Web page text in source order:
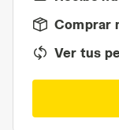
Comprar
Ver tus